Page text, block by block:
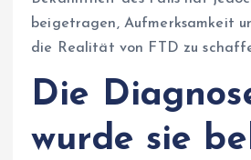
beigetragen, Aufmerksamkeit
die Realität von FTD zu
Die
wurde sie